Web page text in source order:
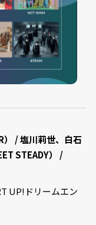
） / 塩川莉世、白石
STEADY） /
UP!ドリームエン